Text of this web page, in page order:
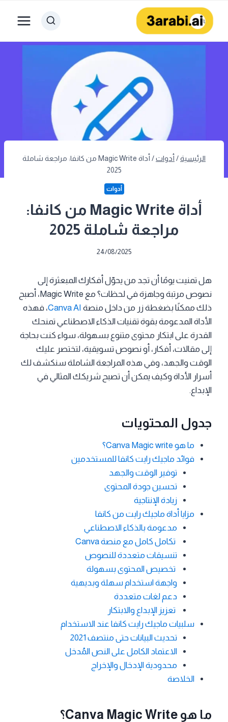
المحتوى
الرئيسية/ أدوات/
أداة Magic Write من كانفا: مراجعة شاملة
2025
أدوات
أداة Magic Write من كانفا:
مراجعة شاملة 2025
24/08/2025
هل تمنيت يومًا أن تجد من يحوّل أفكارك المبعثرة إلى
نصوص مرتبة وجاهزة في لحظات؟ مع Magic Write، أصبح
ذلك ممكنًا بضغطة زر من داخل منصة Canva AI، فهذه
الأداة المدعومة بقوة تقنيات الذكاء الاصطناعي تمنحك
القدرة على ابتكار محتوى متنوع بسهولة، سواء كنت بحاجة
إلى مقالات، أفكار، أو نصوص تسويقية، لتختصر عليك
الوقت والجهد، وفي هذه المراجعة الشاملة سنكشف لك
أسرار الأداة وكيف يمكن أن تصبح شريكك المثالي في
الإبداع.
جدول المحتويات
ما هو Canva Magic write؟
فوائد ماجيك رايت كانفا للمستخدمين
توفير الوقت والجهد
تحسين جودة المحتوى
زيادة الإنتاجية
مزايا أداة ماجيك رايت من كانفا
مدعومة بالذكاء الاصطناعي
تكامل كامل مع منصة Canva
تنسيقات متعددة للنصوص
تخصيص المحتوى بسهولة
واجهة استخدام سهلة وبديهية
دعم لغات متعددة
تعزيز الإبداع والابتكار
سلبيات ماجيك رايت كانفا عند الاستخدام
تحديث البيانات حتى منتصف 2021
الاعتماد الكامل على النص المُدخل
محدودية الإدخال والإخراج
الخلاصة
ما هو Canva Magic Write؟